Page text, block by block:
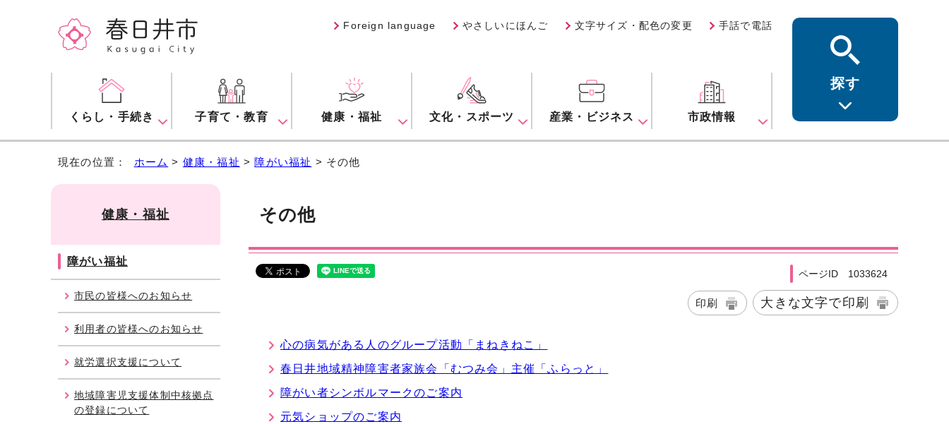
Foreign language やさしいにほんご 文字サイズ・配色の変更 手話で電話
くらし・手続き 子育て・教育 健康・福祉 文化・スポーツ 産業・ビジネス 市政情報
探す
現在の位置： ホーム > 健康・福祉 >障がい福祉 > その他
その他
ページID 1033624
印刷 大きな文字で印刷
心の病気がある人のグループ活動「まねきねこ」
春日井地域精神障害者家族会「むつみ会」主催「ふらっと」
障がい者シンボルマークのご案内
元気ショップのご案内
健康・福祉
障がい福祉
市民の皆様へのお知らせ
利用者の皆様へのお知らせ
就労選択支援について
地域障害児支援体制中核拠点
の登録について